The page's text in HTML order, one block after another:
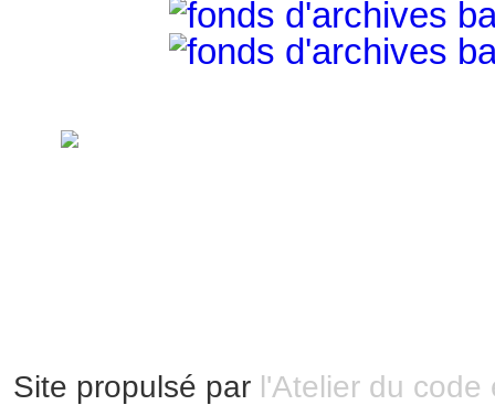
Site propulsé par l'Atelier du